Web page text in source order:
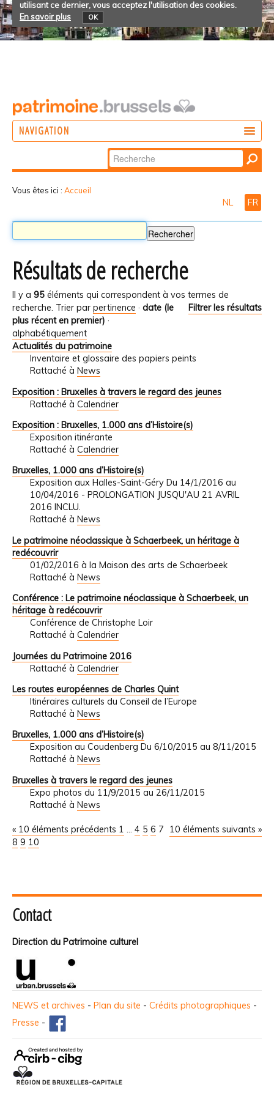
utilisant ce dernier, vous acceptez l'utilisation des cookies.
En savoir plus
OK
NAVIGATION
Chercher par
Recherche
Vous êtes ici : Accueil
NL FR
Résultats de recherche
Il y a 95 éléments qui correspondent à vos termes de
recherche.
Filtrer les résultats
Trier par pertinence · date (le
plus récent en premier) ·
alphabétiquement
Actualités du patrimoine
Inventaire et glossaire des papiers peints
Rattaché à News
Exposition : Bruxelles à travers le regard des jeunes
Rattaché à Calendrier
Exposition : Bruxelles, 1.000 ans d’Histoire(s)
Exposition itinérante
Rattaché à Calendrier
Bruxelles, 1.000 ans d’Histoire(s)
Exposition aux Halles-Saint-Géry Du 14/1/2016 au
10/04/2016 - PROLONGATION JUSQU'AU 21 AVRIL
2016 INCLU.
Rattaché à News
Le patrimoine néoclassique à Schaerbeek, un héritage à
redécouvrir
01/02/2016 à la Maison des arts de Schaerbeek
Rattaché à News
Conférence : Le patrimoine néoclassique à Schaerbeek, un
héritage à redécouvrir
Conférence de Christophe Loir
Rattaché à Calendrier
Journées du Patrimoine 2016
Rattaché à Calendrier
Les routes européennes de Charles Quint
Itinéraires culturels du Conseil de l’Europe
Rattaché à News
Bruxelles, 1.000 ans d’Histoire(s)
Exposition au Coudenberg Du 6/10/2015 au 8/11/2015
Rattaché à News
Bruxelles à travers le regard des jeunes
Expo photos du 11/9/2015 au 26/11/2015
Rattaché à News
« 10 éléments précédents 10 éléments suivants »
1 ... 4 5 6 7
8 9 10
Contact
Direction du Patrimoine culturel
NEWS et archives - Plan du site - Crédits photographiques -
Presse -